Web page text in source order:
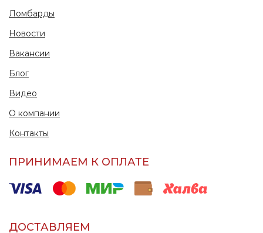
Ломбарды
Новости
Вакансии
Блог
Видео
О компании
Контакты
ПРИНИМАЕМ К ОПЛАТЕ
ДОСТАВЛЯЕМ